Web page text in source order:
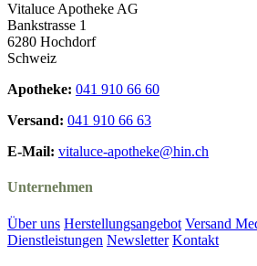
Vitaluce Apotheke AG
Bankstrasse 1
6280 Hochdorf
Schweiz
Apotheke: 041 910 66 60
Versand: 041 910 66 63
E-Mail: vitaluce-apotheke@hin.ch
Unternehmen
Über uns Herstellungsangebot Versand
Dienstleistungen Newsletter Kontakt